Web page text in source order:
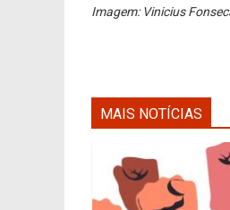
Imagem: Vinicius
MAIS NOTÍCIAS